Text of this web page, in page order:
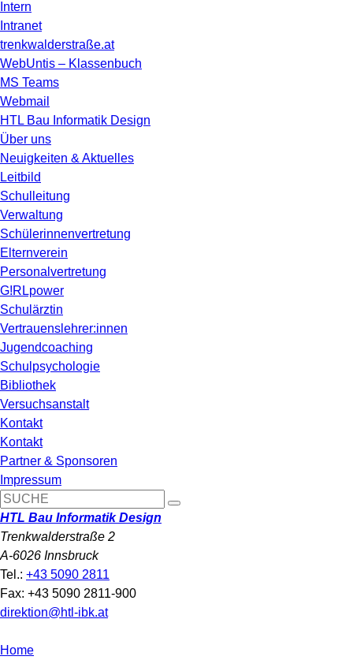
Intern
Intranet
trenkwalderstraße.at
WebUntis – Klassenbuch
MS Teams
Webmail
HTL Bau Informatik Design
Über uns
Neuigkeiten & Aktuelles
Leitbild
Schulleitung
Verwaltung
Schülerinnenvertretung
Elternverein
Personalvertretung
G!RLpower
Schulärztin
Vertrauenslehrer:innen
Jugendcoaching
Schulpsychologie
Bibliothek
Versuchsanstalt
Kontakt
Kontakt
Partner & Sponsoren
Impressum
HTL Bau Informatik Design
Trenkwalderstraße 2
A-6026 Innsbruck
Tel.: +43 5090 2811
Fax: +43 5090 2811-900
direktion@htl-ibk.at
Home